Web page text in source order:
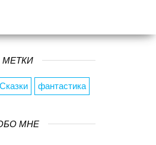
МЕТКИ
Сказки фантастика
МНЕ